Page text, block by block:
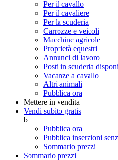
Per il cavallo
Per il cavaliere
Per la scuderia
Carrozze e veicoli
Macchine agricole
Proprietà equestri
Annunci di lavoro
Posti in scuderia
Vacanze a cavallo
Altri animali
Pubblica ora
Mettere in vendita
Vendi subito gratis
b
Pubblica ora
Pubblica inserzioni
Sommario prezzi
Sommario prezzi